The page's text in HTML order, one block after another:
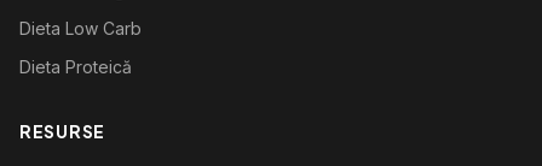
Dieta Low Carb
Dieta Proteică
RESURSE